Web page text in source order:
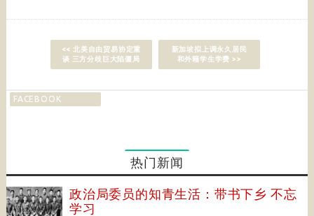
<< 北美自由贸易协定重
谈 三方分歧巨大陷僵局
新加坡拟上调永久居民
和外籍学生学费 >>
FACEBOOK
热门新闻
政治局委员的知青生活：带书下乡 不忘
学习